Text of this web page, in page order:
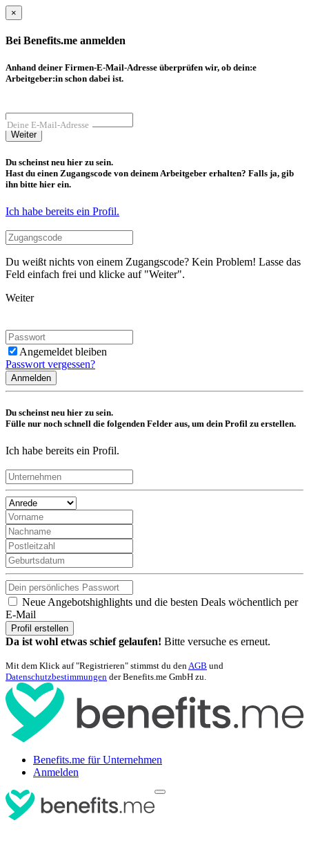
×
Bei Benefits.me anmelden
Anhand deiner Firmen-E-Mail-Adresse überprüfen wir, ob dein:e
Arbeitgeber:in schon dabei ist.
Deine E-Mail-Adresse
Weiter
Du scheinst neu hier zu sein.
Hast du einen Zugangscode von deinem Arbeitgeber erhalten? Falls ja, gib
ihn bitte hier ein.
Ich habe bereits ein Profil.
Du weißt nichts von einem Zugangscode? Kein Problem! Lasse das
Feld einfach frei und klicke auf "Weiter".
Weiter
Angemeldet bleiben
Passwort vergessen?
Anmelden
Du scheinst neu hier zu sein.
Fülle nur noch schnell die folgenden Felder aus, um dein Profil zu erstellen.
Ich habe bereits ein Profil.
Neue Angebotshighlights und die besten Deals wöchentlich per
E-Mail
Profil erstellen
Da ist wohl etwas schief gelaufen! Bitte versuche es erneut.
Mit dem Klick auf "Registrieren" stimmst du denAGB und
Datenschutzbestimmungen der Benefits.me GmbH zu.
Benefits.me für Unternehmen
Anmelden